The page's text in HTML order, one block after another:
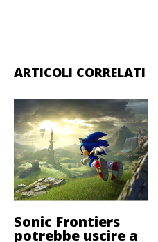
ARTICOLI CORRELATI
Sonic Frontiers
potrebbe uscire a